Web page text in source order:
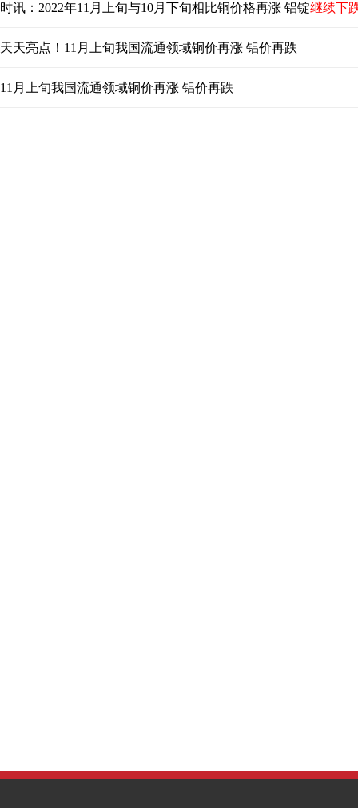
时讯：2022年11月上旬与10月下旬相比铜价格再涨 铝锭继续下
天天亮点！11月上旬我国流通领域铜价再涨 铝价再跌
11月上旬我国流通领域铜价再涨 铝价再跌